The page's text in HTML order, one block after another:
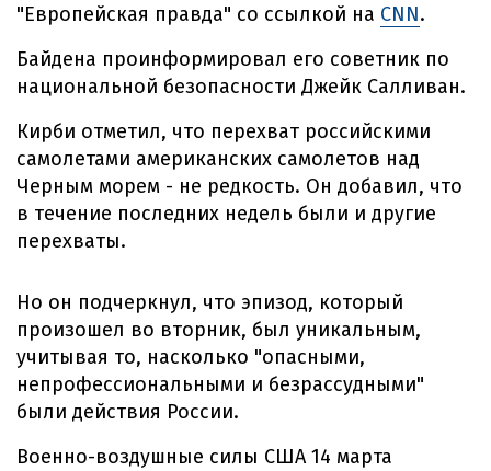
"Европейская правда" со ссылкой на CNN.
Байдена проинформировал его советник по
национальной безопасности Джейк Салливан.
Кирби отметил, что перехват российскими
самолетами американских самолетов над
Черным морем - не редкость. Он добавил, что
в течение последних недель были и другие
перехваты.
Но он подчеркнул, что эпизод, который
произошел во вторник, был уникальным,
учитывая то, насколько "опасными,
непрофессиональными и безрассудными"
были действия России.
Военно-воздушные силы США 14 марта